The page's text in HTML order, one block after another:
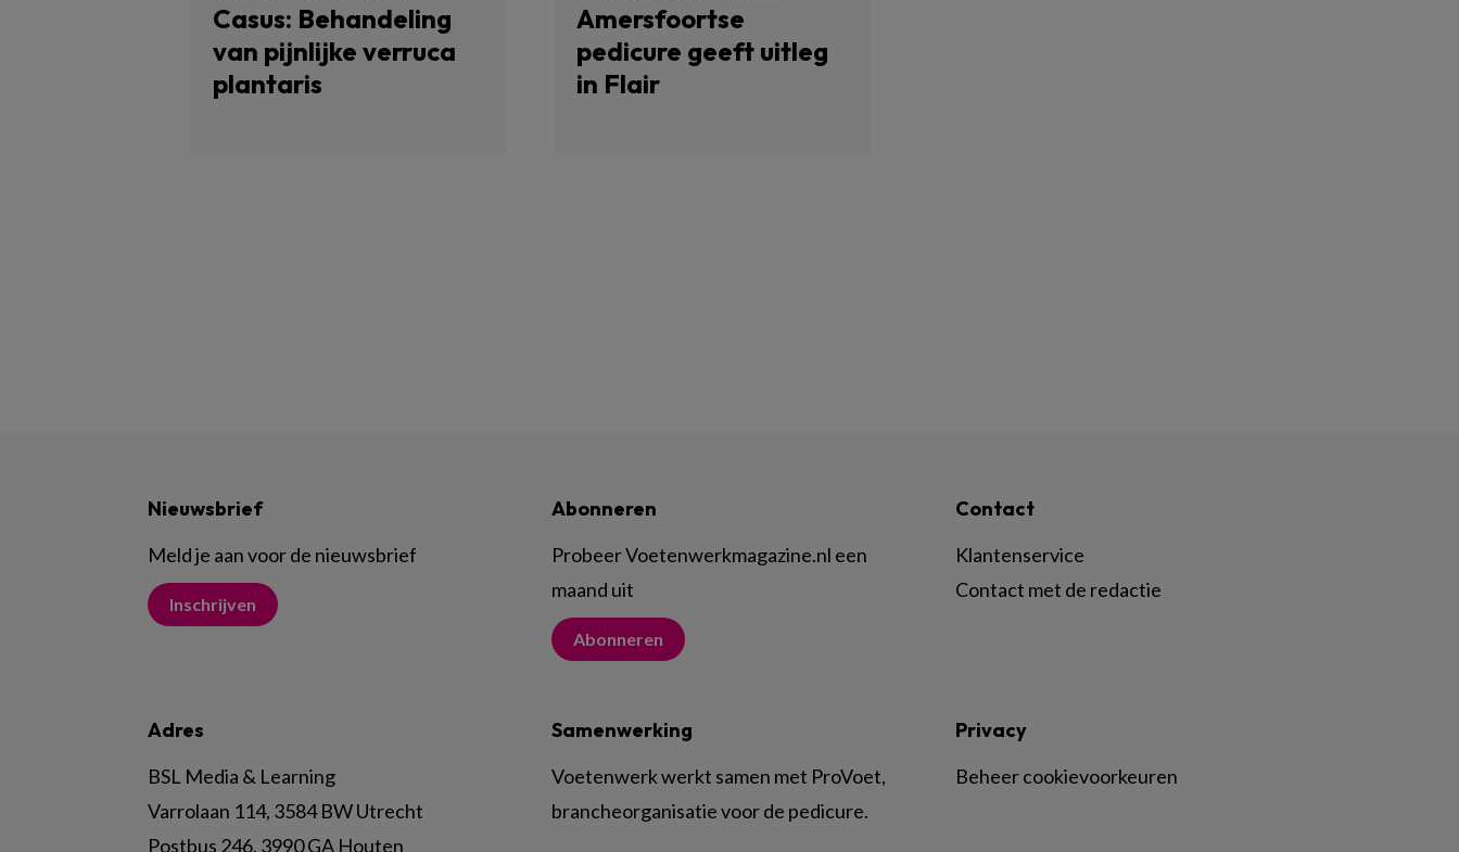
Casus: Behandeling
van pijnlijke verruca
plantaris
Amersfoortse
pedicure geeft uitleg
in Flair
Nieuwsbrief
Meld je aan voor de nieuwsbrief
Inschrijven
Abonneren
Probeer Voetenwerkmagazine.nl een
maand uit
Abonneren
Contact
Klantenservice
Contact met de redactie
Adres
BSL Media & Learning
Varrolaan 114, 3584 BW Utrecht
Postbus 246, 3990 GA Houten
Samenwerking
Voetenwerk werkt samen met ProVoet,
brancheorganisatie voor de pedicure.
Privacy
Beheer cookievoorkeuren